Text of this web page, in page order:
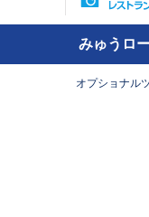
みゅうロ
オプショナル